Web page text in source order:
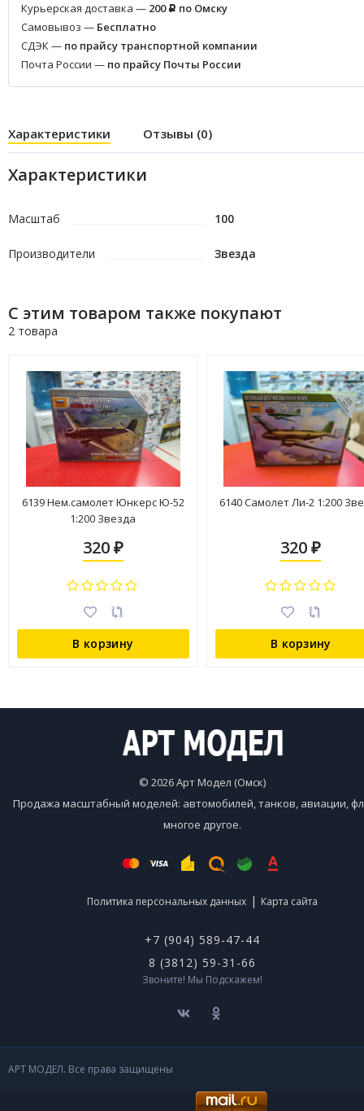
Курьерская доставка — 200 Р по Омску
Самовывоз — Бесплатно
СДЭК — по прайсу транспортной компании
Почта России — по прайсу Почты России
Характеристики Отзывы (0)
Характеристики
Масштаб 100
Производители Звезда
С этим товаром также покупают
2 товара
6139 Нем.самолет Юнкерс Ю-52
1:200 Звезда
320 ₽
В корзину
6140 Самолет Ли-2 1:200
320₽
В корзину
© 2026 Арт Модел (Омск)
Продажа масштабный моделей: автомобилей, танков, авиации,
многое другое.
Политика персональных данных | Карта сайта
+7 (904) 589-47-44
8 (3812) 59-31-66
Звоните! Мы Подскажем!
АРТ МОДЕЛ. Все права защищены